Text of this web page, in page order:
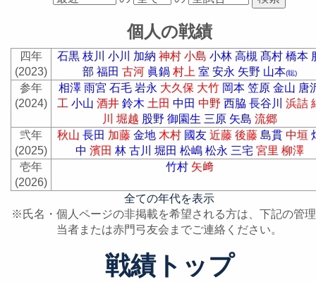
個人の戦績
四年
(2023)
石黒 枝川 小川 加納 神村 小島 小林 高槻 髙村 橋本
部 福田 古河 眞鍋 村上 室 安永 矢野 山本(聡)
参年
(2024)
相澤 雨宮 石毛 岩永 大久保 大竹 岡本 笠原 金山 唐
工 小山 酒井 鈴木 土田 中田 中野 西脇 長谷川 浜詰
川 堀越 股野 御園生 三原 矢島 流郷
弐年
(2025)
秋山 長田 加藤 金地 木村 國友 近藤 後藤 島貫 中垣
中 濱田 林 古川 堀田 松嶋 松永 三宅 宮里 柳澤
壱年
(2026)
竹村 矢﨑
全ての年代を表示
※氏名・個人ページの非掲載を希望される方は、下記の管
当者または赤門弓友会までご連絡ください。
戦績トップ